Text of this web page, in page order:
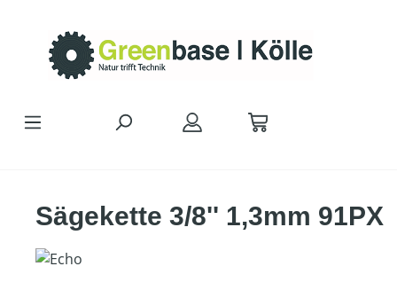
Sägekette 3/8'' 1,3mm 91PX